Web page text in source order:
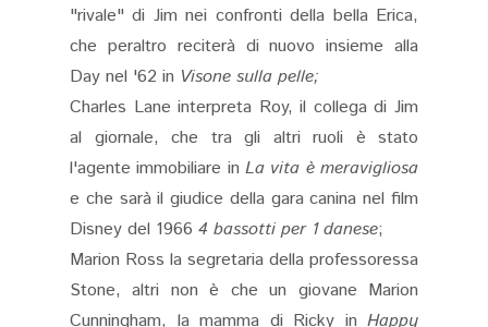
"rivale" di Jim nei confronti della bella Erica,
che peraltro reciterà di nuovo insieme alla
Day nel '62 in Visone sulla pelle;
Charles Lane interpreta Roy, il collega di Jim
al giornale, che tra gli altri ruoli è stato
l'agente immobiliare in La vita è meravigliosa
e che sarà il giudice della gara canina nel film
Disney del 1966 4 bassotti per 1 danese;
Marion Ross la segretaria della professoressa
Stone, altri non è che un giovane Marion
Cunningham, la mamma di Ricky in Happy